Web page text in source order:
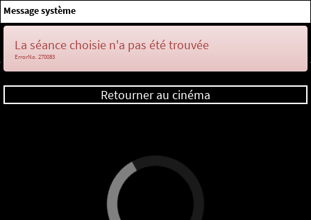
Message système
La séance choisie n'a pas été trouvée
ErrorNo. 270083
Retourner au cinéma